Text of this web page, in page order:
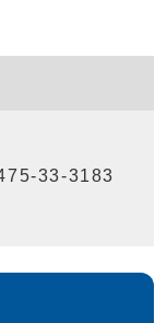
33-3183